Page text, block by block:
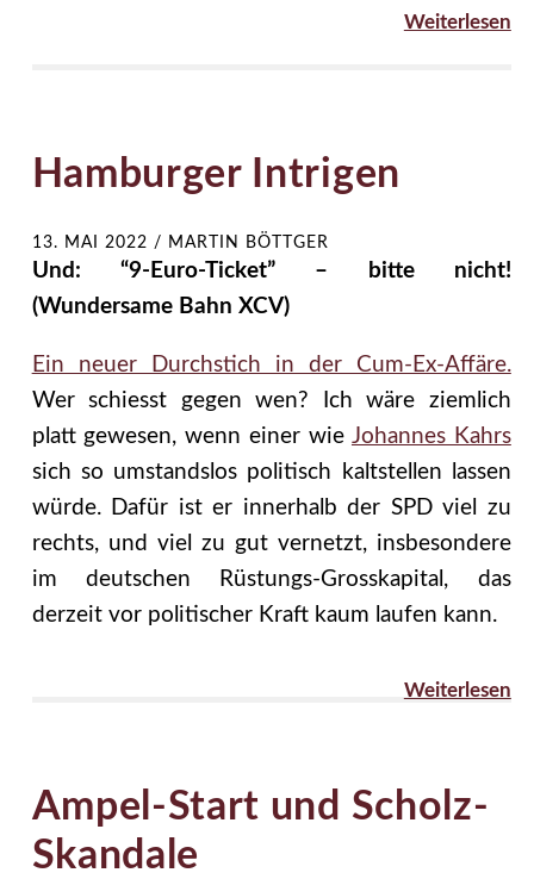
Weiterlesen
Hamburger Intrigen
13. MAI 2022 / MARTIN BÖTTGER
Und: “9-Euro-Ticket” – bitte nicht!
(Wundersame Bahn XCV)
Ein neuer Durchstich in der Cum-Ex-Affäre.
Wer schiesst gegen wen? Ich wäre ziemlich
platt gewesen, wenn einer wie Johannes Kahrs
sich so umstandslos politisch kaltstellen lassen
würde. Dafür ist er innerhalb der SPD viel zu
rechts, und viel zu gut vernetzt, insbesondere
im deutschen Rüstungs-Grosskapital, das
derzeit vor politischer Kraft kaum laufen kann.
Weiterlesen
Ampel-Start und Scholz-
Skandale